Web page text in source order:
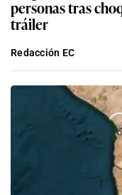
personas tras
tráiler
Redacción EC